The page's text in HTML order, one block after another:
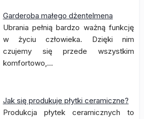
Garderoba małego dżentelmena
Ubrania pełnią bardzo ważną funkcję
w życiu człowieka. Dzięki nim
czujemy się przede wszystkim
komfortowo,…
Jak się produkuje płytki ceramiczne?
Produkcja płytek ceramicznych to